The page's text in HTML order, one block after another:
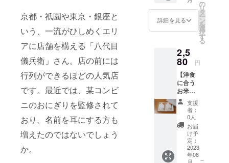
京都・祇園や東京・銀座と
いう、一流がひしめくエリ
アに店舗を構える「八代目
儀兵衛」さん。店の前には
行列ができるほどの人気店
です。最近では、某コンビ
ニのおにぎりを監修されて
おり、名前を耳にする方も
増えたのではないでしょう
か。
間とし
て、 精
米年月
すすめ
してお
りま
す。
（真空
パック
商品の
ため）
法 冷
暗所 お
米はお
のた
め、 明
確な賞
味期限
はござ
いませ
ん。 お
いしく
お召し
上がり
いただ
ける期
間とし
て、 精
分 …2
袋（訪
日外国
人観光
客向け
ザイン)
配送料
込み ギ
フト
ボック
スに入
れてお
送りし
ます。
お米の
おいし
い炊き
方が書
いたパ
詳細を見る
の
リ
タ
ー
ン
を
選
択
す
る
2,5
80 円
【洋食
に合う
お米
ギフト
ボック
ス付
き】 お
米2合
300g
お茶碗
約4杯
支援
者：
0人
お届
け予
定：
2023
年08